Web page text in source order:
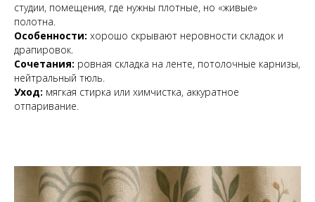
студии, помещения, где нужны плотные, но «живые»
полотна.
Особенности: хорошо скрывают неровности складок и
драпировок.
Сочетания: ровная складка на ленте, потолочные карнизы,
нейтральный тюль.
Уход: мягкая стирка или химчистка, аккуратное
отпаривание.